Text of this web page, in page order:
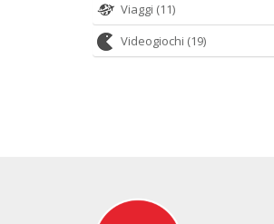
Viaggi (11)
Videogiochi (19)